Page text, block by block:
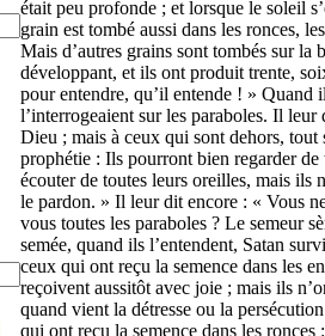
était peu profonde ; et lorsque le soleil
grain est tombé aussi dans les ronces,
Mais d’autres grains sont tombés sur la
développant, et ils ont produit trente,
pour entendre, qu’il entende ! » Quand
l’interrogeaient sur les paraboles. Il leur
Dieu ; mais à ceux qui sont dehors, tout
prophétie : Ils pourront bien regarder
écouter de toutes leurs oreilles, mais ils
le pardon. » Il leur dit encore : « Vous
vous toutes les paraboles ? Le semeur
semée, quand ils l’entendent, Satan
ceux qui ont reçu la semence dans les
reçoivent aussitôt avec joie ; mais ils
quand vient la détresse ou la
qui ont reçu la semence dans les